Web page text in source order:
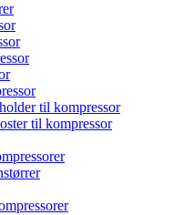
til kompressor
til kompressor